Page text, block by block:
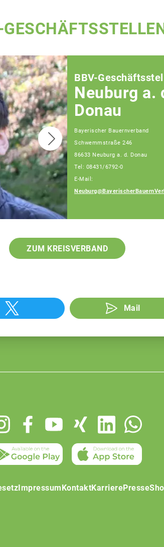
Heckl Erwin
BBV-
Neuburg a.
Donau
Bayerischer Bauernverband
Schwemmstraße 246
86633 Neuburg a. d. Donau
Tel: 08431/6792-0
E-Mail:
ZUM KREISVERBAND
Mail
ImpressumKontaktKarrierePresse